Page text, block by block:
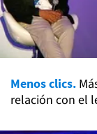
Menos clics.
relación con el